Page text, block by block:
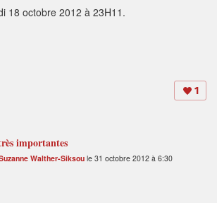
18 octobre 2012 à 23H11.
1
importantes
Walther-Siksoule 31 octobre 2012 à 6:30